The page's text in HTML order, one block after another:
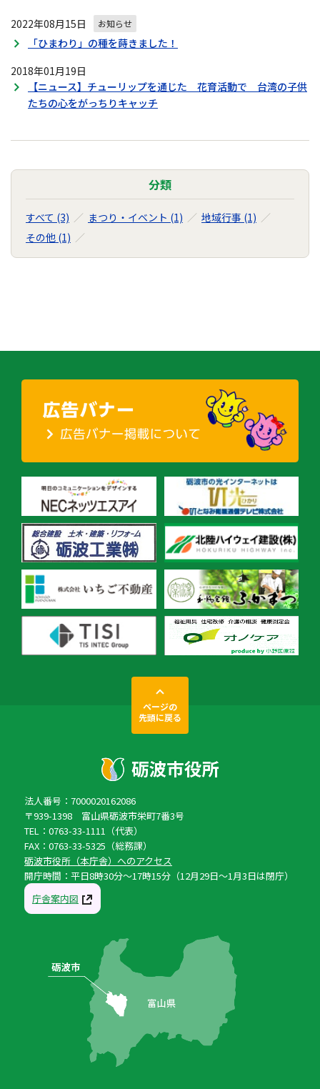
2022年08月15日 お知らせ
「ひまわり」の種を蒔きました！
2018年01月19日
【ニュース】チューリップを通じた 花育活動で 台湾の子供
たちの心をがっちりキャッチ
分類
すべて (3) まつり・イベント (1)
地域行事 (1)
その他 (1)
ページの
先頭に戻る
法人番号：7000020162086
〒939-1398 富山県砺波市栄町7番3号
TEL：0763-33-1111（代表）
FAX：0763-33-5325（総務課）
砺波市役所（本庁舎）へのアクセス
開庁時間：平日8時30分〜17時15分（12月29日〜1月3日は閉庁）
庁舎案内図